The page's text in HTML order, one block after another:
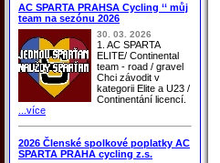
AC SPARTA PRAHSA Cycling ‘‘ můj
team na sezónu 2026
30. 03. 2026
1. AC SPARTA
ELITE/ Continental
team - road / gravel
Chci závodit v
kategorii Elite a U23 /
Continentání licencí.
...více
2026 Členské spolkové poplatky AC
SPARTA PRAHA cycling z.s.